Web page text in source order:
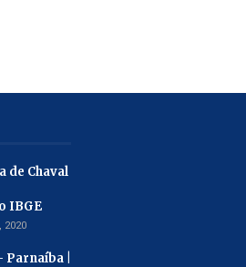
de Chaval
IBGE
2020
|